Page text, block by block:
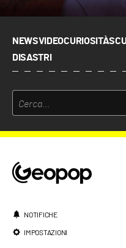
NEWSVIDEOCURIOSITÀ
DISASTRI
NOTIFICHE
IMPOSTAZIONI